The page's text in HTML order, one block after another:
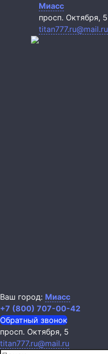
Миасс
просп. Октября, 5
titan777.ru@mail.ru
Ваш город: Миасс
+7 (800) 707-00-42
Обратный звонок
просп. Октября, 5
titan777.ru@mail.ru